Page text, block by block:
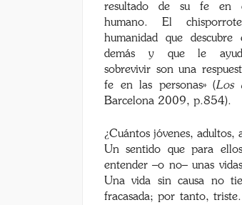
resultado de su fe en
humano. El
humanidad que descubre
demás y que le
sobrevivir son una
fe en las personas» (Los
Barcelona 2009, p.854).
¿Cuántos jóvenes,
Un sentido que para
entender –o no– unas
Una vida sin causa no
fracasada; por tanto,